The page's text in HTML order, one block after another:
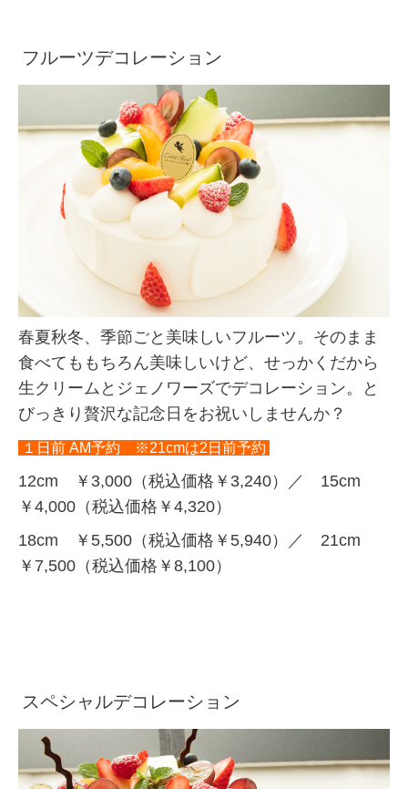
フルーツデコレーション
春夏秋冬、季節ごと美味しいフルーツ。そのまま
食べてももちろん美味しいけど、せっかくだから
生クリームとジェノワーズでデコレーション。と
びっきり贅沢な記念日をお祝いしませんか？
１日前 AM予約 ※21cmは2日前予約
12cm ￥3,000（税込価格￥3,240）／ 15cm
￥4,000（税込価格￥4,320）
18cm ￥5,500（税込価格￥5,940）／ 21cm
￥7,500（税込価格￥8,100）
スペシャルデコレーション